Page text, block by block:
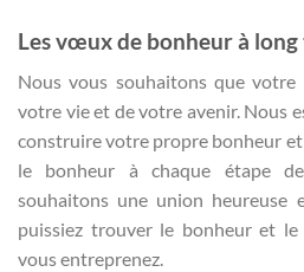
Les vœux de bonheur à
Nous vous souhaitons que
votre vie et de votre avenir. Nous
construire votre propre bonheur
le bonheur à chaque étape
souhaitons une union heureuse
puissiez trouver le bonheur et
vous entreprenez.